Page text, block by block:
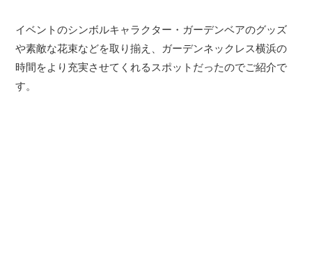
イベントのシンボルキャラクター・ガーデンベアのグッズ
や素敵な花束などを取り揃え、ガーデンネックレス横浜の
時間をより充実させてくれるスポットだったのでご紹介で
す。